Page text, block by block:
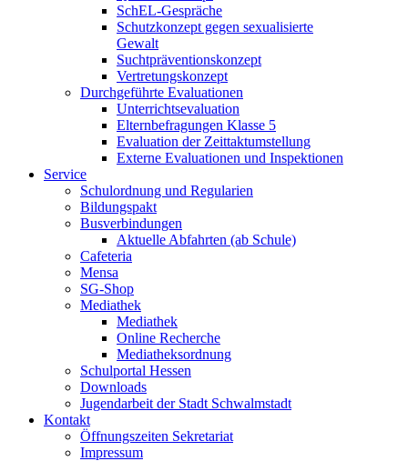
SchEL-Gespräche
Schutzkonzept gegen sexualisierte
Gewalt
Suchtpräventionskonzept
Vertretungskonzept
Durchgeführte Evaluationen
Unterrichtsevaluation
Elternbefragungen Klasse 5
Evaluation der Zeittaktumstellung
Externe Evaluationen und Inspektionen
Service
Schulordnung und Regularien
Bildungspakt
Busverbindungen
Aktuelle Abfahrten (ab Schule)
Cafeteria
Mensa
SG-Shop
Mediathek
Mediathek
Online Recherche
Mediatheksordnung
Schulportal Hessen
Downloads
Jugendarbeit der Stadt Schwalmstadt
Kontakt
Öffnungszeiten Sekretariat
Impressum